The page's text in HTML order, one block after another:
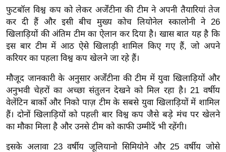
ब्री
फ
म
नो
रं
ज
न
ज
ग
त
बॉ
फुटबॉल विश्व कप को लेकर अर्जेंटीना की टीम ने अपनी तैयारियां तेज
कर दी हैं और इसी बीच मुख्य कोच लियोनेल स्कालोनी ने 26
खिलाड़ियों की अंतिम टीम का ऐलान कर दिया है। खास बात यह है कि
इस बार टीम में आठ ऐसे खिलाड़ी शामिल किए गए हैं, जो अपने
करियर का पहला विश्व कप खेलने जा रहे हैं।
मौजूद जानकारी के अनुसार अर्जेंटीना की टीम में युवा खिलाड़ियों और
अनुभवी चेहरों का अच्छा संतुलन देखने को मिल रहा है। 21 वर्षीय
वेलेंटिन बार्को और निको पाज़ टीम के सबसे युवा खिलाड़ियों में शामिल
हैं। दोनों खिलाड़ियों को पहली बार विश्व कप जैसे बड़े मंच पर खेलने
का मौका मिला है और उनसे टीम को काफी उम्मीदें भी रहेंगी।
इसके अलावा 23 वर्षीय जूलियानो सिमियोने और 25 वर्षीय जोसे